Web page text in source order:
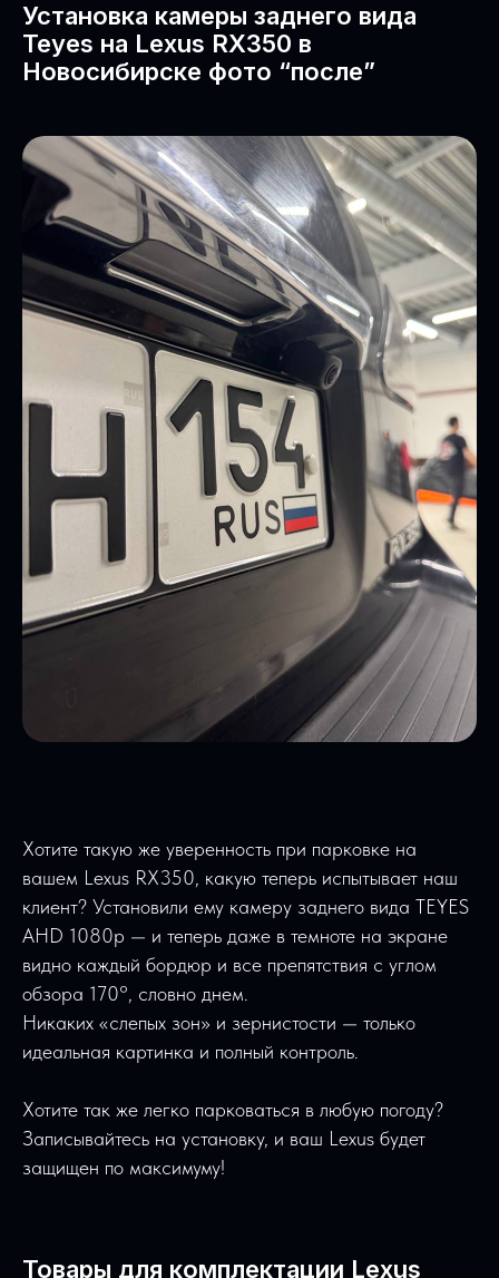
Установка камеры заднего вида
Teyes на Lexus RX350 в
Новосибирске фото “после”
Хотите такую же уверенность при парковке на
вашем Lexus RX350, какую теперь испытывает наш
клиент? Установили ему камеру заднего вида TEYES
AHD 1080p — и теперь даже в темноте на экране
видно каждый бордюр и все препятствия с углом
обзора 170°, словно днем.
Никаких «слепых зон» и зернистости — только
идеальная картинка и полный контроль.
Хотите так же легко парковаться в любую погоду?
Записывайтесь на установку, и ваш Lexus будет
защищен по максимуму!
Товары для комплектации Lexus
– оставьте свои контакты и наш консультант
свяжется с вами
+7